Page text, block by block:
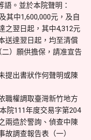
語。並於本院聲明：
其中1,600,000元，及自
之翌日起，其中4,312元
送達翌日起，均至清償
）願供擔保，請准宣告
提出書狀作何聲明或陳
職權調取臺灣新竹地方
院111年度交易字第204
兩造於警詢、偵查中陳
調查報告表（一）